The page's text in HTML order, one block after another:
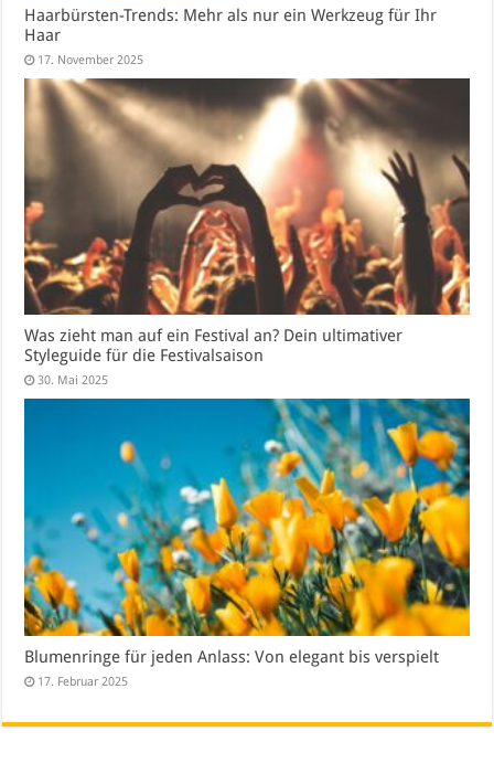
Haarbürsten-Trends: Mehr als nur ein Werkzeug für Ihr
Haar
17. November 2025
Was zieht man auf ein Festival an? Dein ultimativer
Styleguide für die Festivalsaison
30. Mai 2025
Blumenringe für jeden Anlass: Von elegant bis verspielt
17. Februar 2025